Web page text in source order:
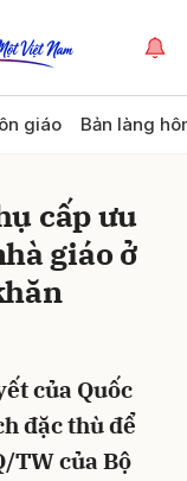
giáo Bản làng
cấp ưu
giáo ở
của Quốc
đặc thù để
TW của Bộ